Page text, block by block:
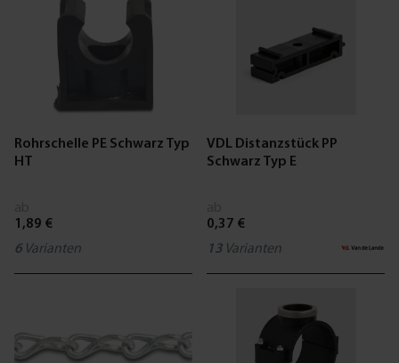
Rohrschelle PE Schwarz Typ
HT
1,89 €
6 Varianten
VDL Distanzstück PP
Schwarz Typ E
0,37 €
13 Varianten